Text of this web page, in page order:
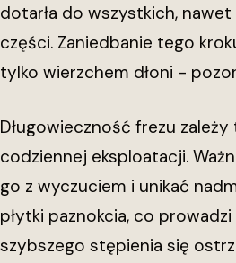
dotarła do wszystkich,
części. Zaniedbanie tego
tylko wierzchem dłoni -
Długowieczność frezu
codziennej eksploatacji.
go z wyczuciem i unikać
płytki paznokcia, co
szybszego stępienia się